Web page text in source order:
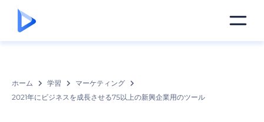
ホーム 学習
マーケティング
2021年にビジネスを成長させる75以上の新興企業用のツール